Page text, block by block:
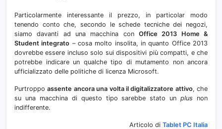
Particolarmente interessante il prezzo, in particolar modo
tenendo conto che, secondo le schede tecniche dei negozi,
siamo davanti ad una macchina con Office 2013 Home &
Student integrato – cosa molto insolita, in quanto Office 2013
dovrebbe essere incluso solo sui dispositivi più compatti, e che
potrebbe indicare un qualche tipo di mutamento non ancora
ufficializzato delle politiche di licenza Microsoft.
Purtroppoassente ancora una volta il digitalizzatore attivo, che
su una macchina di questo tipo sarebbe stato unplus non
indifferente.
Articolo di Tablet PC Italia